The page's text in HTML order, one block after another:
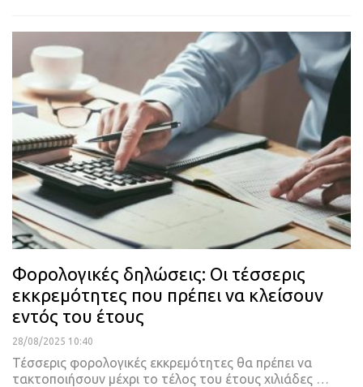
Φορολογικές δηλώσεις: Οι τέσσερις
εκκρεμότητες που πρέπει να κλείσουν
εντός του έτους
28/08/2025 10:40
Τέσσερις φορολογικές εκκρεμότητες θα πρέπει να
τακτοποιήσουν μέχρι το τέλος του έτους χιλιάδες …